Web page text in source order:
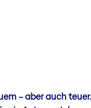
– aber auch